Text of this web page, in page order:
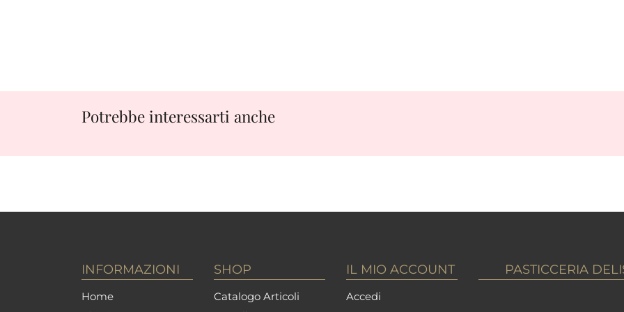
Potrebbe interessarti anche
INFORMAZIONI
Home
SHOP
Catalogo Articoli
IL MIO ACCOUNT
Accedi
PASTICCERIA